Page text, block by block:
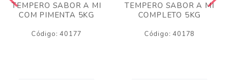
TEMPERO SABOR A MI
COM PIMENTA 5KG
Código: 40177
TEMPERO SABOR A MI
COMPLETO 5KG
Código: 40178